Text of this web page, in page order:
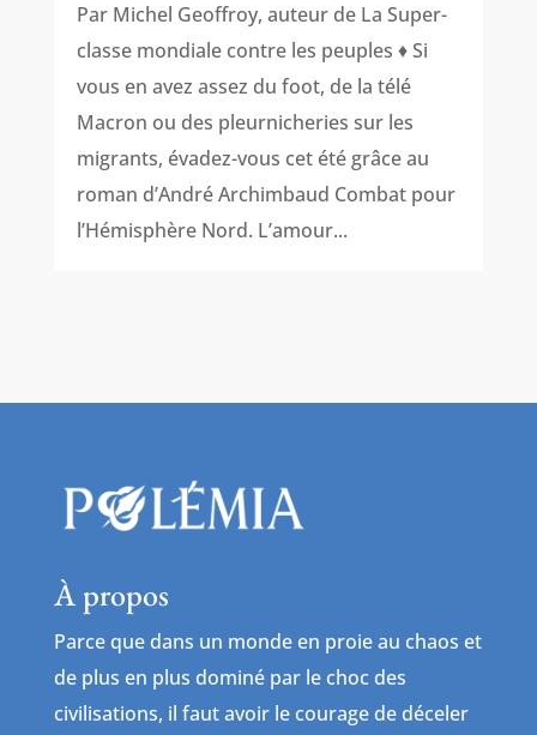
Par Michel Geoffroy, auteur de La Super-
classe mondiale contre les peuples ♦ Si
vous en avez assez du foot, de la télé
Macron ou des pleurnicheries sur les
migrants, évadez-vous cet été grâce au
roman d’André Archimbaud Combat pour
l’Hémisphère Nord. L’amour...
À propos
Parce que dans un monde en proie au chaos et
de plus en plus dominé par le choc des
civilisations, il faut avoir le courage de déceler